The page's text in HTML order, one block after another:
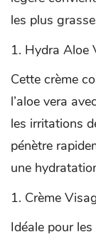
les plus
Hydra Aloe
Cette crème
l’aloe vera
les irritations
pénètre
une
Crème
Idéale pour